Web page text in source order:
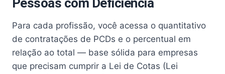
Pessoas com Deficiência
Para cada profissão, você acessa o quantitativo
de contratações de PCDs e o percentual em
relação ao total — base sólida para empresas
que precisam cumprir a Lei de Cotas (Lei